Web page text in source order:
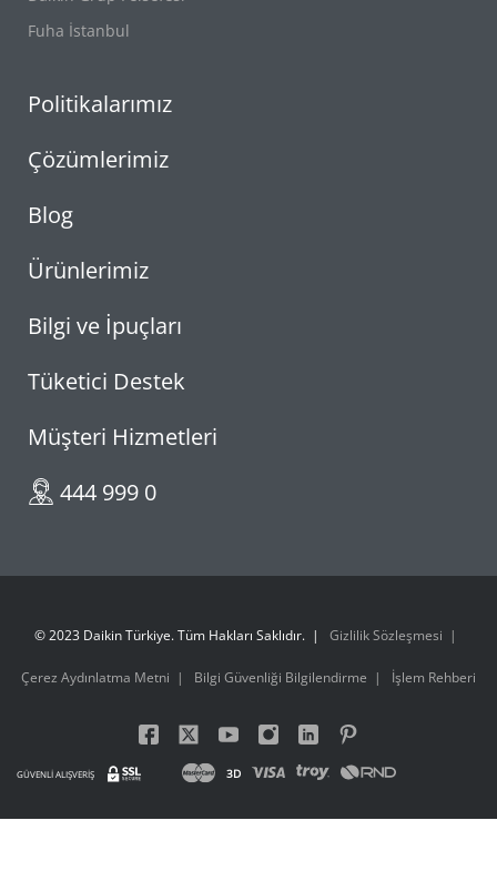
Fuha İstanbul
Politikalarımız
Çözümlerimiz
Blog
Ürünlerimiz
Bilgi ve İpuçları
Tüketici Destek
Müşteri Hizmetleri
444 999 0
© 2023 Daikin Türkiye. Tüm Hakları Saklıdır. Gizlilik Sözleşmesi
Çerez Aydınlatma Metni Bilgi Güvenliği Bilgilendirme İşlem Rehberi
GÜVENLİ ALIŞVERİŞ 3D